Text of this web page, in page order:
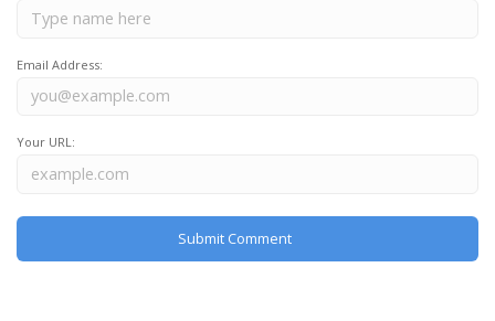
Email Address:
Your URL: